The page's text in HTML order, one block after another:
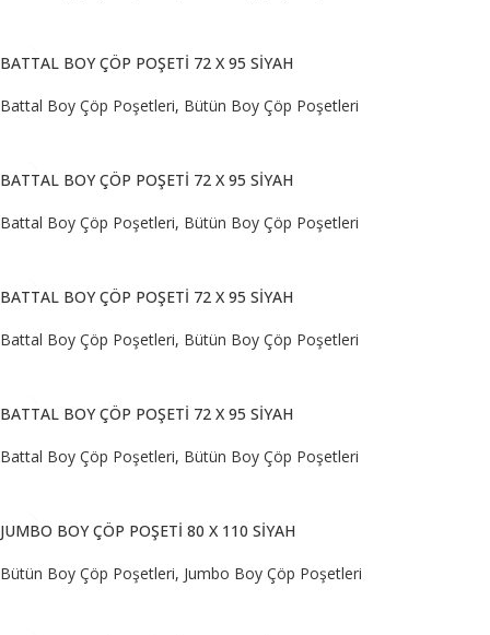
BATTAL BOY ÇÖP POŞETİ 72 X 95 SİYAH
Battal Boy Çöp Poşetleri, Bütün Boy Çöp Poşetleri
BATTAL BOY ÇÖP POŞETİ 72 X 95 SİYAH
Battal Boy Çöp Poşetleri, Bütün Boy Çöp Poşetleri
BATTAL BOY ÇÖP POŞETİ 72 X 95 SİYAH
Battal Boy Çöp Poşetleri, Bütün Boy Çöp Poşetleri
BATTAL BOY ÇÖP POŞETİ 72 X 95 SİYAH
Battal Boy Çöp Poşetleri, Bütün Boy Çöp Poşetleri
JUMBO BOY ÇÖP POŞETİ 80 X 110 SİYAH
Bütün Boy Çöp Poşetleri, Jumbo Boy Çöp Poşetleri